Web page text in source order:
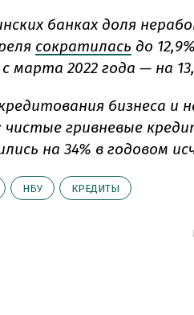
банках доля
сократилась до
марта 2022 года — на
бизнеса и
чистые гривневые
на 34% в годовом
НБУ КРЕДИТЫ